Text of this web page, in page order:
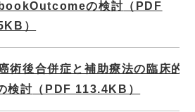
の検討 （PDF
）
術後合併症と補助療法の臨床的
検討 （PDF 113.4KB）